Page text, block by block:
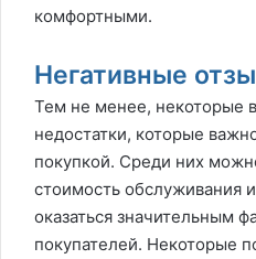
комфортными.
Негативные
Тем не менее, некоторые
недостатки, которые
покупкой. Среди них
стоимость обслуживания
оказаться значительным
покупателей. Некоторые